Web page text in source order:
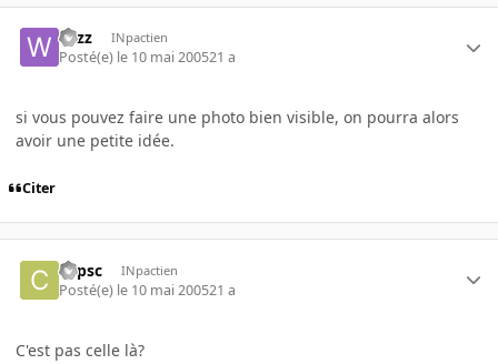
wizz INpactien
Posté(e) le 10 mai 200521 a
si vous pouvez faire une photo bien visible, on pourra alors
avoir une petite idée.
Citer
copsc INpactien
Posté(e) le 10 mai 200521 a
C'est pas celle là?